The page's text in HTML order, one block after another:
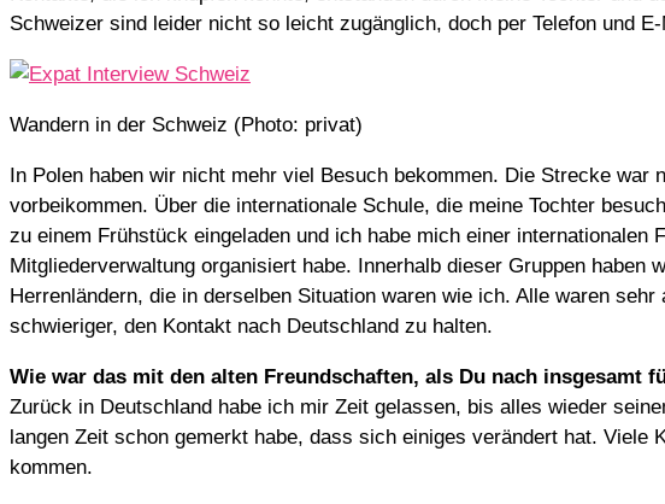
Schweizer sind leider nicht so leicht zugänglich, doch per Telefon und
Wandern in der Schweiz (Photo: privat)
In Polen haben wir nicht mehr viel Besuch bekommen. Die Strecke
vorbeikommen. Über die internationale Schule, die meine Tochter
zu einem Frühstück eingeladen und ich habe mich einer internationalen
Mitgliederverwaltung organisiert habe. Innerhalb dieser Gruppen
Herrenländern, die in derselben Situation waren wie ich. Alle waren
schwieriger, den Kontakt nach Deutschland zu halten.
Wie war das mit den alten Freundschaften, als Du nach insgesamt
Zurück in Deutschland habe ich mir Zeit gelassen, bis alles wieder
langen Zeit schon gemerkt habe, dass sich einiges verändert hat.
kommen.